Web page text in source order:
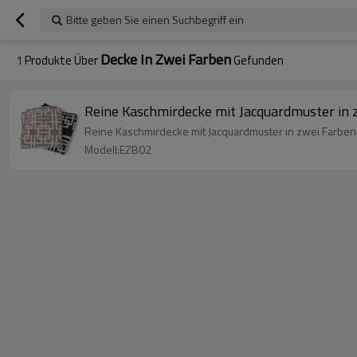
Bitte geben Sie einen Suchbegriff ein
1 Produkte ÜberDecke In Zwei FarbenGefunden
Reine Kaschmirdecke mit Jacquardmuster in
Reine Kaschmirdecke mit Jacquardmuster in zwei Farben
Modell:EZB02